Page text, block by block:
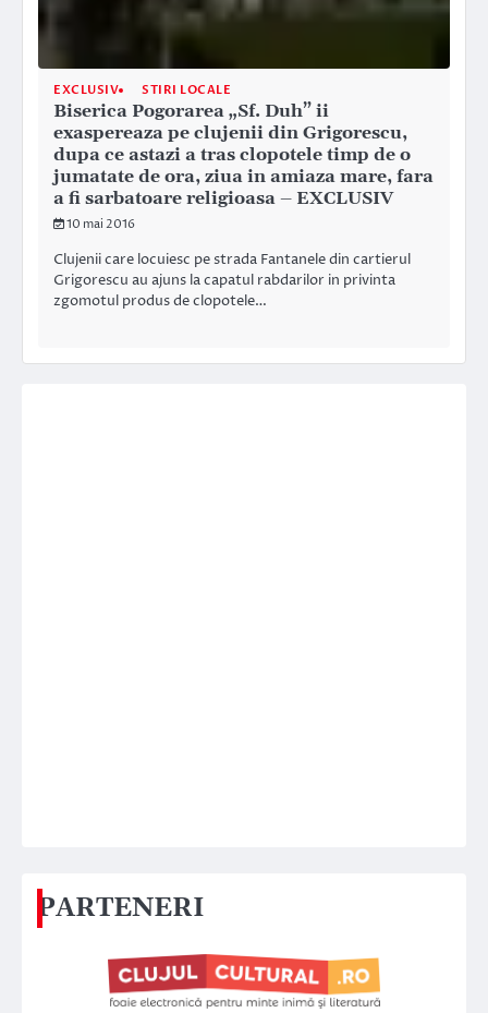
EXCLUSIV STIRI LOCALE
Biserica Pogorarea „Sf. Duh” ii
exaspereaza pe clujenii din Grigorescu,
dupa ce astazi a tras clopotele timp de o
jumatate de ora, ziua in amiaza mare, fara
a fi sarbatoare religioasa – EXCLUSIV
10 mai 2016
Clujenii care locuiesc pe strada Fantanele din cartierul
Grigorescu au ajuns la capatul rabdarilor in privinta
zgomotul produs de clopotele…
PARTENERI